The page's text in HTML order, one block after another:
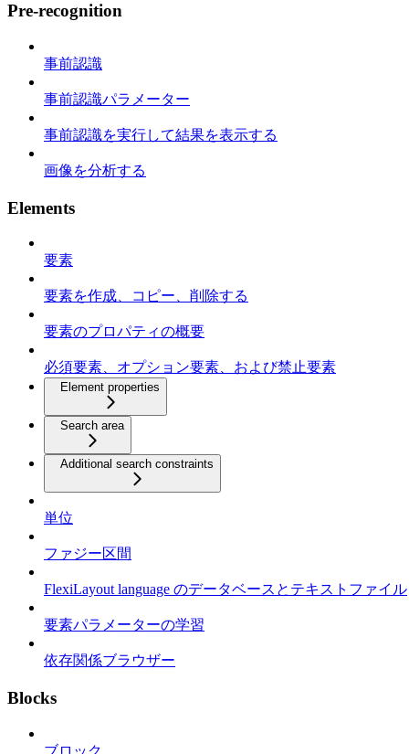
Pre-recognition
事前認識
事前認識パラメーター
事前認識を実行して結果を表示する
画像を分析する
Elements
要素
要素を作成、コピー、削除する
要素のプロパティの概要
必須要素、オプション要素、および禁止要素
Element properties
Search area
Additional search constraints
単位
ファジー区間
FlexiLayout language のデータベースとテキストファイル
要素パラメーターの学習
依存関係ブラウザー
Blocks
ブロック